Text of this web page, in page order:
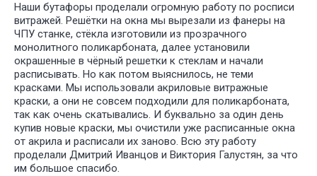
Наши бутафоры проделали огромную работу по росписи
витражей. Решётки на окна мы вырезали из фанеры на
ЧПУ станке, стёкла изготовили из прозрачного
монолитного поликарбоната, далее установили
окрашенные в чёрный решетки к стеклам и начали
расписывать. Но как потом выяснилось, не теми
красками. Мы использовали акриловые витражные
краски, а они не совсем подходили для поликарбоната,
так как очень скатывались. И буквально за один день
купив новые краски, мы очистили уже расписанные окна
от акрила и расписали их заново. Всю эту работу
проделали Дмитрий Иванцов и Виктория Галустян, за что
им большое спасибо.